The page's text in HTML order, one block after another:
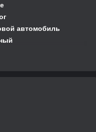
автомобиль